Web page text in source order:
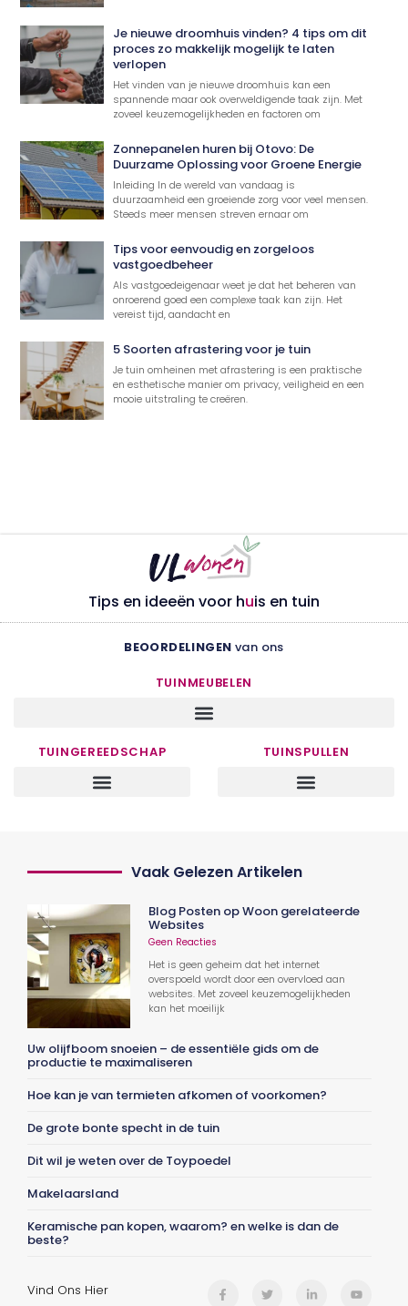
Je nieuwe droomhuis vinden? 4 tips om dit
proces zo makkelijk mogelijk te laten
verlopen
Het vinden van je nieuwe droomhuis kan een
spannende maar ook overweldigende taak zijn. Met
zoveel keuzemogelijkheden en factoren om
Zonnepanelen huren bij Otovo: De
Duurzame Oplossing voor Groene Energie
Inleiding In de wereld van vandaag is
duurzaamheid een groeiende zorg voor veel mensen.
Steeds meer mensen streven ernaar om
Tips voor eenvoudig en zorgeloos
vastgoedbeheer
Als vastgoedeigenaar weet je dat het beheren van
onroerend goed een complexe taak kan zijn. Het
vereist tijd, aandacht en
5 Soorten afrastering voor je tuin
Je tuin omheinen met afrastering is een praktische
en esthetische manier om privacy, veiligheid en een
mooie uitstraling te creëren.
Tips en ideeën voor huis en tuin
BEOORDELINGEN van ons
TUINMEUBELEN
TUINGEREEDSCHAP TUINSPULLEN
Vaak Gelezen Artikelen
Blog Posten op Woon gerelateerde
Websites
Geen Reacties
Het is geen geheim dat het internet
overspoeld wordt door een overvloed aan
websites. Met zoveel keuzemogelijkheden
kan het moeilijk
Uw olijfboom snoeien – de essentiële gids om de
productie te maximaliseren
Hoe kan je van termieten afkomen of voorkomen?
De grote bonte specht in de tuin
Dit wil je weten over de Toypoedel
Makelaarsland
Keramische pan kopen, waarom? en welke is dan de
beste?
Vind Ons Hier